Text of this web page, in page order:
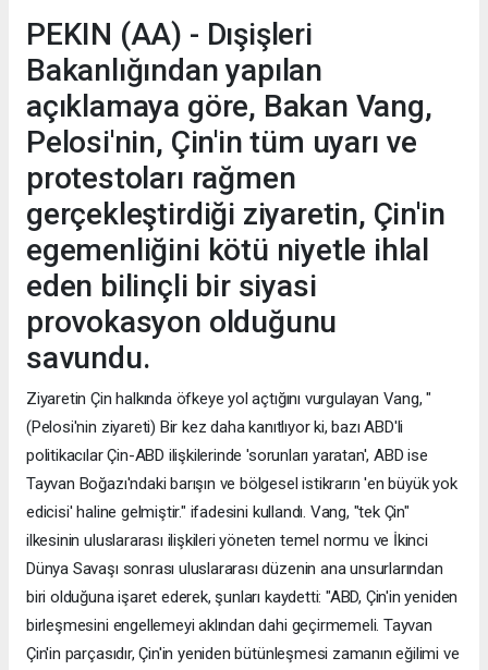
PEKIN (AA) - Dışişleri
Bakanlığından yapılan
açıklamaya göre, Bakan Vang,
Pelosi'nin, Çin'in tüm uyarı ve
protestoları rağmen
gerçekleştirdiği ziyaretin, Çin'in
egemenliğini kötü niyetle ihlal
eden bilinçli bir siyasi
provokasyon olduğunu
savundu.
Ziyaretin Çin halkında öfkeye yol açtığını vurgulayan Vang, "
(Pelosi'nin ziyareti) Bir kez daha kanıtlıyor ki, bazı ABD'li
politikacılar Çin-ABD ilişkilerinde 'sorunları yaratan', ABD ise
Tayvan Boğazı'ndaki barışın ve bölgesel istikrarın 'en büyük yok
edicisi' haline gelmiştir." ifadesini kullandı. Vang, "tek Çin"
ilkesinin uluslararası ilişkileri yöneten temel normu ve İkinci
Dünya Savaşı sonrası uluslararası düzenin ana unsurlarından
biri olduğuna işaret ederek, şunları kaydetti: "ABD, Çin'in yeniden
birleşmesini engellemeyi aklından dahi geçirmemeli. Tayvan
Çin'in parçasıdır, Çin'in yeniden bütünleşmesi zamanın eğilimi ve